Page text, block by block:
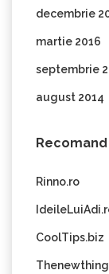
decembrie
martie 2016
septembrie
august 2014
Recomand
Rinno.ro
CoolTips.biz